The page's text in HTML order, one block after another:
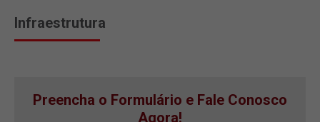
Infraestrutura
Preencha o Formulário e Fale Conosco
Agora!